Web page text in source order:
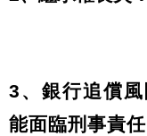
3、銀行追償
能面臨刑事責任